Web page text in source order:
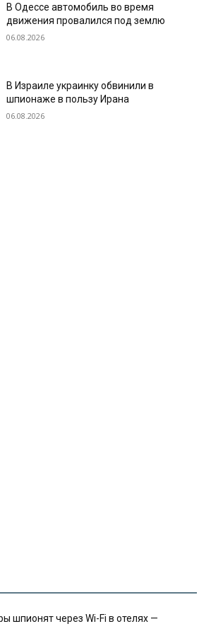
В Одессе автомобиль во время
движения провалился под землю
06.08.2026
В Израиле украинку обвинили в
шпионаже в пользу Ирана
06.08.2026
шпионят через Wi-Fi в отелях —